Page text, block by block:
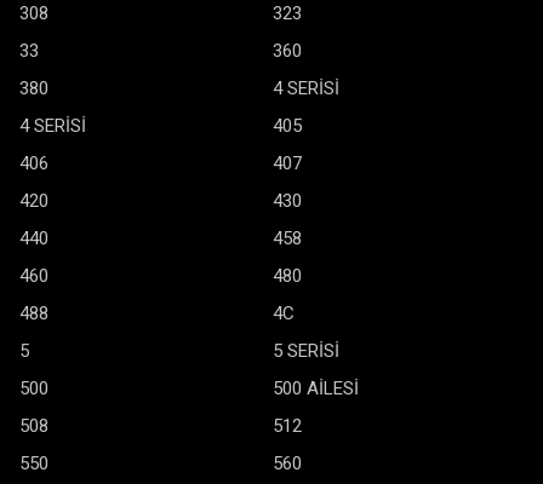
308
323
33
360
380
4 SERİSİ
4 SERİSİ
405
406
407
420
430
440
458
460
480
488
4C
5
5 SERİSİ
500
500 AİLESİ
508
512
550
560